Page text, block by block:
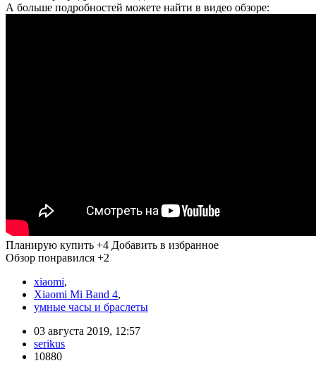
А больше подробностей можете найти в видео обзоре:
Планирую купить +4 Добавить в избранное
Обзор понравился +2
xiaomi,
Xiaomi Mi Band 4,
умные часы и браслеты
03 августа 2019, 12:57
serikus
10880